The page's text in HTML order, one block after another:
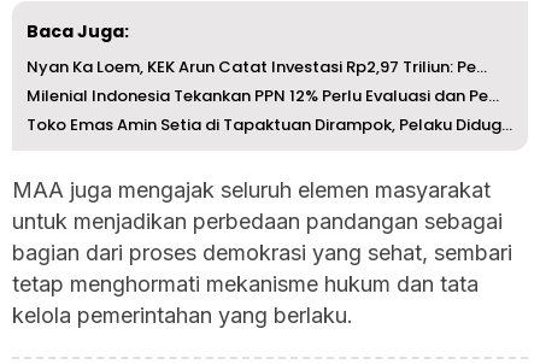
Baca Juga:
Nyan Ka Loem, KEK Arun Catat Investasi Rp2,97 Triliun: Pe...
Milenial Indonesia Tekankan PPN 12% Perlu Evaluasi dan Pe...
Toko Emas Amin Setia di Tapaktuan Dirampok, Pelaku Diduga...
MAA juga mengajak seluruh elemen masyarakat
untuk menjadikan perbedaan pandangan sebagai
bagian dari proses demokrasi yang sehat, sembari
tetap menghormati mekanisme hukum dan tata
kelola pemerintahan yang berlaku.